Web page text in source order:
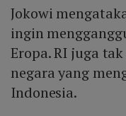
Jokowi
ingin
Eropa. RI juga
negara yang
Indonesia.